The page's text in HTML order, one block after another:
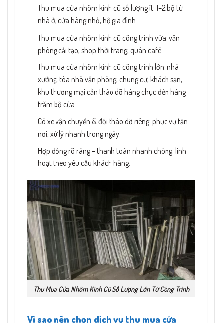
Thu mua cửa nhôm kính cũ số lượng ít: 1–2 bộ từ
nhà ở, cửa hàng nhỏ, hộ gia đình.
Thu mua cửa nhôm kính cũ công trình vừa: văn
phòng cải tạo, shop thời trang, quán café…
Thu mua cửa nhôm kính cũ công trình lớn: nhà
xưởng, tòa nhà văn phòng, chung cư, khách sạn,
khu thương mại cần tháo dỡ hàng chục đến hàng
trăm bộ cửa.
Có xe vận chuyển & đội tháo dỡ riêng: phục vụ tận
nơi, xử lý nhanh trong ngày.
Hợp đồng rõ ràng – thanh toán nhanh chóng: linh
hoạt theo yêu cầu khách hàng.
Thu Mua Cửa Nhôm Kính Cũ Số Lượng Lớn Từ Công Trình
Vì sao nên chọn dịch vụ thu mua cửa